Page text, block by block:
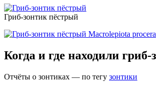
Гриб-зонтик пёстрый
Когда и где находили
Отчёты о зонтиках — по тегу зонтики